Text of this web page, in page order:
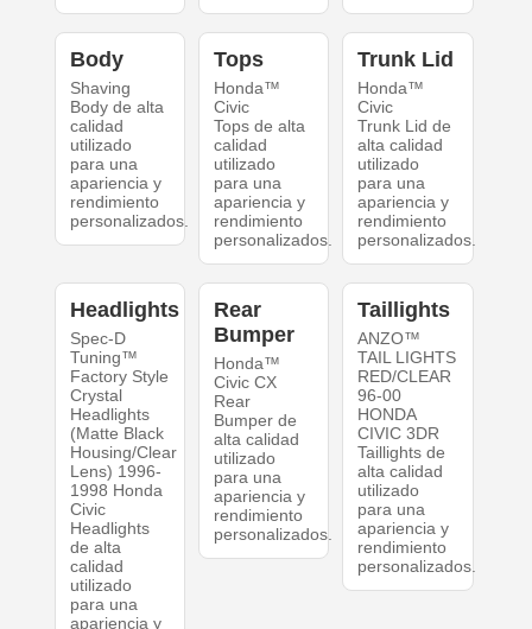
Body
Shaving
Body de alta
calidad
utilizado
para una
apariencia y
rendimiento
personalizados.
Tops
Honda™
Civic
Tops de alta
calidad
utilizado
para una
apariencia y
rendimiento
personalizados.
Trunk Lid
Honda™
Civic
Trunk Lid de
alta calidad
utilizado
para una
apariencia y
rendimiento
personalizados.
Headlights
Spec-D
Tuning™
Factory Style
Crystal
Headlights
(Matte Black
Housing/Clear
Lens) 1996-
1998 Honda
Civic
Headlights
de alta
calidad
utilizado
para una
apariencia y
Rear
Bumper
Honda™
Civic CX
Rear
Bumper de
alta calidad
utilizado
para una
apariencia y
rendimiento
personalizados.
Taillights
ANZO™
TAIL LIGHTS
RED/CLEAR
96-00
HONDA
CIVIC 3DR
Taillights de
alta calidad
utilizado
para una
apariencia y
rendimiento
personalizados.